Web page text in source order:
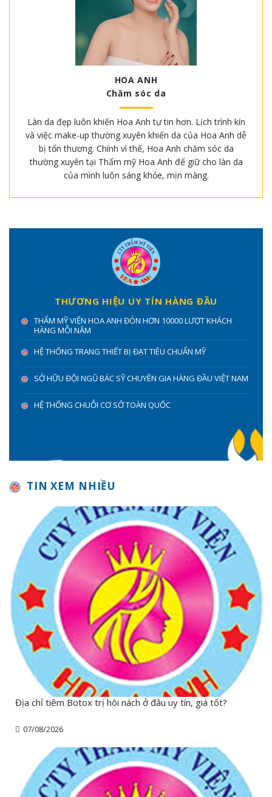
HOA ANH
Chăm sóc da
Làn da đẹp luôn khiến Hoa Anh tự tin hơn. Lịch trình kín
và việc make-up thường xuyên khiến da của Hoa Anh dễ
bị tổn thương. Chính vì thế, Hoa Anh chăm sóc da
thường xuyên tại Thẩm mỹ Hoa Anh để giữ cho làn da
của mình luôn sáng khỏe, mịn màng.
THƯƠNG HIỆU UY TÍN HÀNG ĐẦU
THẨM MỸ VIỆN HOA ANH ĐÓN HƠN 10000 LƯỢT KHÁCH
HÀNG MỖI NĂM
HỆ THỐNG TRANG THIẾT BỊ ĐẠT TIÊU CHUẨN MỸ
SỞ HỮU ĐỘI NGŨ BÁC SỸ CHUYÊN GIA HÀNG ĐẦU VIỆT NAM
HỆ THỐNG CHUỖI CƠ SỞ TOÀN QUỐC
TIN XEM NHIỀU
Địa chỉ tiêm Botox trị hôi nách ở đâu uy tín, giá tốt?
07/08/2026